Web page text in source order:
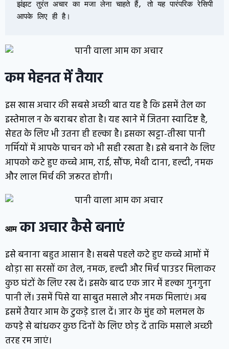
झंझट तुरंत अचार का मजा लेना चाहते हैं, तो यह पारंपरिक रेसिपी
आपके लिए ही है।
कम मेहनत में तैयार
इस खास अचार की सबसे अच्छी बात यह है कि इसमें तेल का
इस्तेमाल न के बराबर होता है। यह खाने में जितना स्वादिष्ट है,
सेहत के लिए भी उतना ही हल्का है। इसका खट्टा-तीखा पानी
गर्मियों में आपके पाचन को भी सही रखता है। इसे बनाने के लिए
आपको कटे हुए कच्चे आम, राई, सौंफ, मेथी दाना, हल्दी, नमक
और लाल मिर्च की जरूरत होगी।
आमका अचार कैसे बनाएं
इसे बनाना बहुत आसान है। सबसे पहले कटे हुए कच्चे आमों में
थोड़ा सा सरसों का तेल, नमक, हल्दी और मिर्च पाउडर मिलाकर
कुछ घंटों के लिए रख दें। इसके बाद एक जार में हल्का गुनगुना
पानी लें। उसमें पिसे या साबुत मसाले और नमक मिलाएं। अब
इसमें तैयार आम के टुकड़े डाल दें। जार के मुंह को मलमल के
कपड़े से बांधकर कुछ दिनों के लिए छोड़ दें ताकि मसाले अच्छी
तरह रम जाएं।